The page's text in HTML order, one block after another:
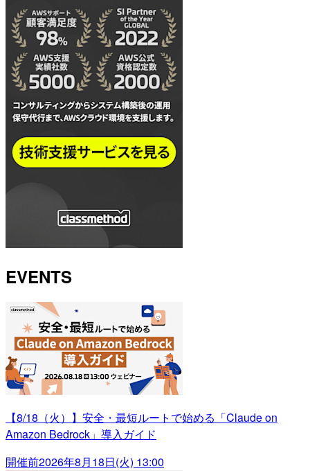
EVENTS
【8/18（火）】安全・最短ルートで始める「Claude on
Amazon Bedrock」導入ガイド
開催前2026年8月18日(火) 13:00